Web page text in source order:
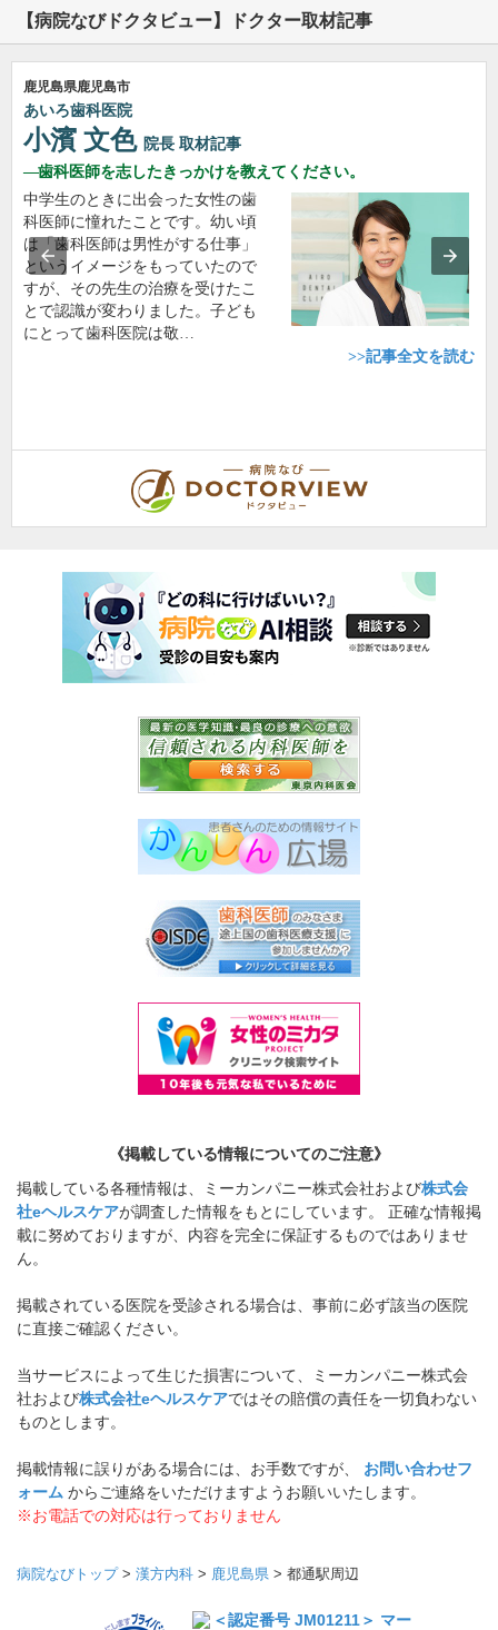
【病院なびドクタビュー】ドクター取材記事
鹿児島県鹿児島市
あいろ歯科医院
小濱 文色 院長 取材記事
歯科医師を志したきっかけを教えてください。
中学生のときに出会った女性の歯
科医師に憧れたことです。幼い頃
は「歯科医師は男性がする仕事」
というイメージをもっていたので
すが、その先生の治療を受けたこ
とで認識が変わりました。子ども
にとって歯科医院は敬…
>>記事全文を読む
《掲載している情報についてのご注意》
掲載している各種情報は、ミーカンパニー株式会社および株式会
社eヘルスケアが調査した情報をもとにしています。 正確な情報掲
載に努めておりますが、内容を完全に保証するものではありませ
ん。
掲載されている医院を受診される場合は、事前に必ず該当の医院
に直接ご確認ください。
当サービスによって生じた損害について、ミーカンパニー株式会
社および株式会社eヘルスケアではその賠償の責任を一切負わない
ものとします。
掲載情報に誤りがある場合には、お手数ですが、 お問い合わせフ
ォーム からご連絡をいただけますようお願いいたします。
※お電話での対応は行っておりません
病院なびトップ> 漢方内科 > 鹿児島県 > 都通駅周辺